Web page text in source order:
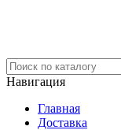
Навигация
Главная
Доставка